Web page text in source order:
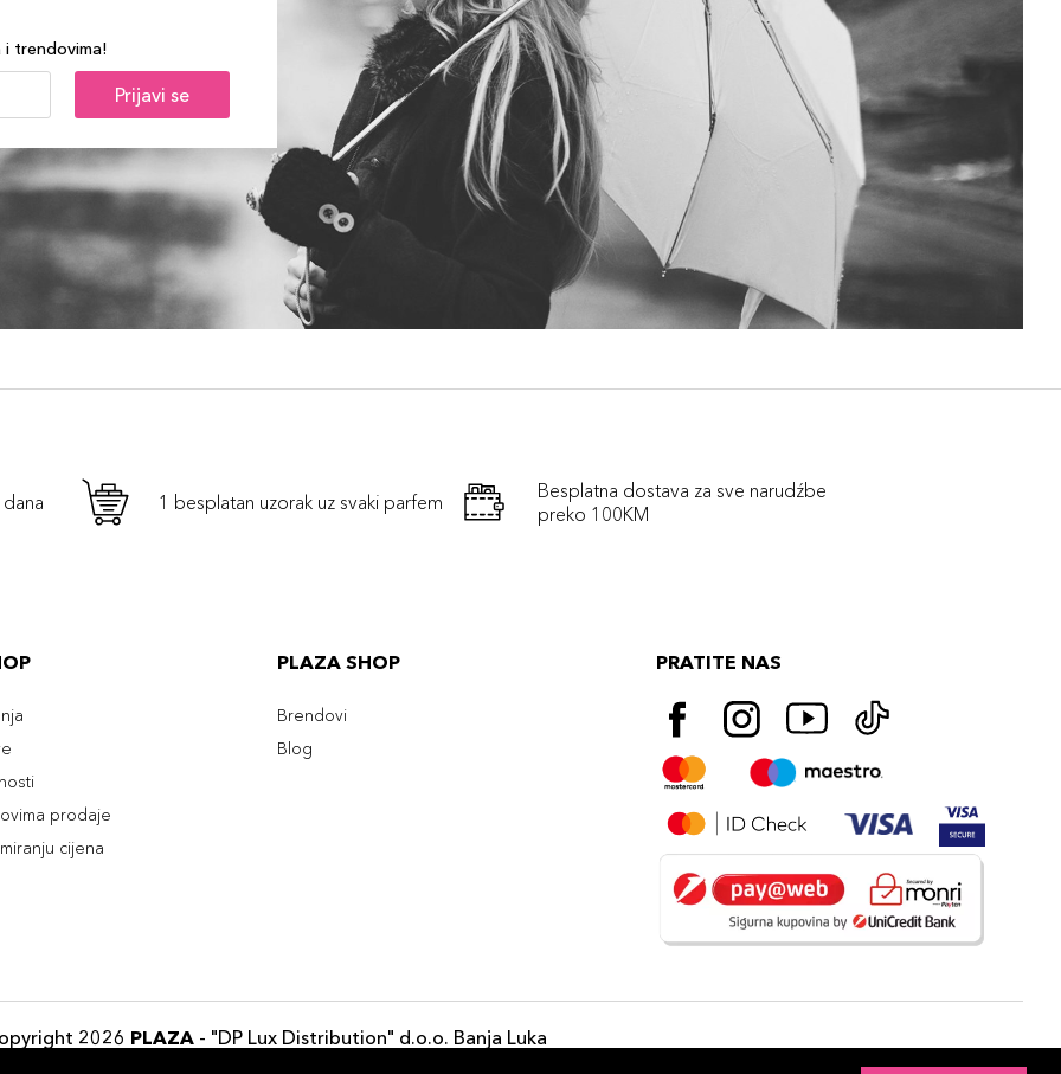
i trendovima!
Prijavi se
1 besplatan uzorak uz svaki parfem
Besplatna dostava za sve narudźbe
preko 100KM
prodaje
cijena
PLAZA SHOP
Brendovi
Blog
PRATITE NAS
2026 PLAZA- "DP Lux Distribution" d.o.o. Banja Luka